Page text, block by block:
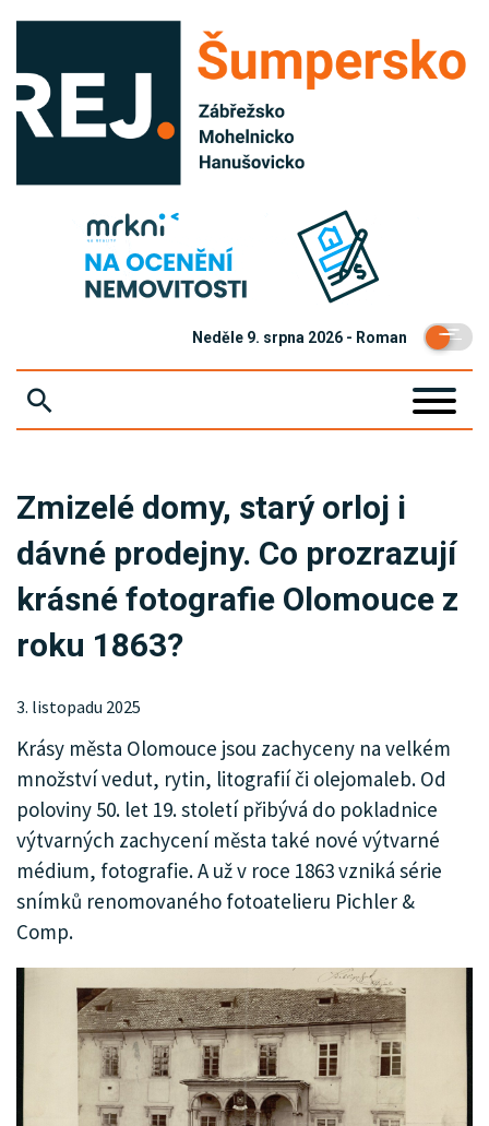
Neděle 9. srpna 2026 - Roman
KRIMI
SPORT
KULTURA
SPOLEČNOST
MHD
MENU
INZERCE
ARCHIV
KATALOG FIREM
Zmizelé domy, starý orloj i
dávné prodejny. Co prozrazují
krásné fotografie Olomouce z
roku 1863?
3. listopadu 2025
Krásy města Olomouce jsou zachyceny na velkém
množství vedut, rytin, litografií či olejomaleb. Od
poloviny 50. let 19. století přibývá do pokladnice
výtvarných zachycení města také nové výtvarné
médium, fotografie. A už v roce 1863 vzniká série
snímků renomovaného fotoatelieru Pichler &
Comp.